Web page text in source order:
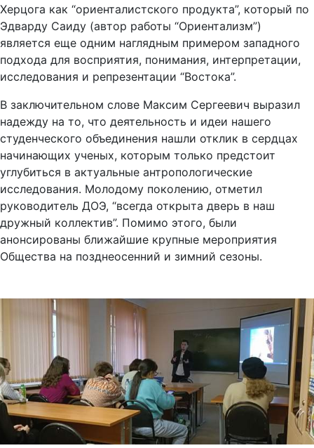
Херцога как “ориенталистского продукта”, который по
Эдварду Саиду (автор работы “Ориентализм”)
является еще одним наглядным примером западного
подхода для восприятия, понимания, интерпретации,
исследования и репрезентации “Востока”.
В заключительном слове Максим Сергеевич выразил
надежду на то, что деятельность и идеи нашего
студенческого объединения нашли отклик в сердцах
начинающих ученых, которым только предстоит
углубиться в актуальные антропологические
исследования. Молодому поколению, отметил
руководитель ДОЭ, “всегда открыта дверь в наш
дружный коллектив”. Помимо этого, были
анонсированы ближайшие крупные мероприятия
Общества на позднеосенний и зимний сезоны.